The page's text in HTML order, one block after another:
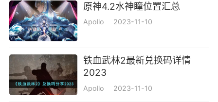
原神4.2水神瞳位置汇总
Apollo 2023-11-10
铁血武林2最新兑换码详情
2023
Apollo 2023-11-10